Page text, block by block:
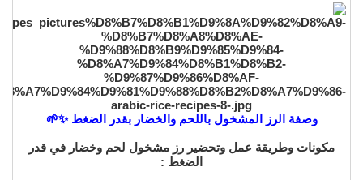
وصفة الرز المشخول باللحم والخضار بقدر الضغط ✨🌱
مكونات وطريقة عمل وتحضير رز مشخول لحم وخضار في قدر
الضغط :